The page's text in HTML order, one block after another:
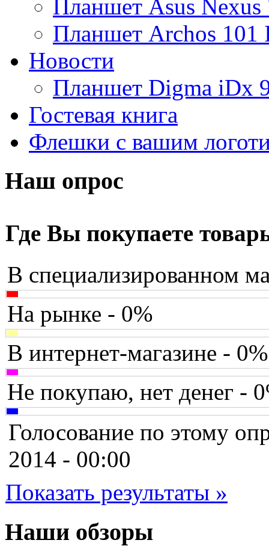
Amber
Ampe(1)
Apache
Apple(28)
Apriori
Archos(1)
Armaggeddon
Assistant
Asus(35)
Barnes&noble
Brain
Brava
Canyon
Cbr
Chicony
Codegen
Cooler master
Cube(7)
Cyborg
Datex
Планшет Asus Nexus
Планшет Archos 101
Новости
Планшет Digma iDx
Гостевая книга
Флешки с вашим
Наш опрос
Где Вы покупаете
В специализированном
На рынке - 0%
В интернет-магазине - 0%
Не покупаю, нет денег -
Голосование по этому
2014 - 00:00
Показать результаты »
Наши обзоры